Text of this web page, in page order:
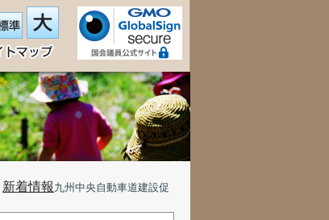
新着情報 九州中央自動車道建設促